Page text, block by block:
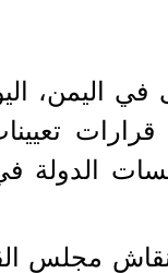
قرارات
الدولة
مجلس